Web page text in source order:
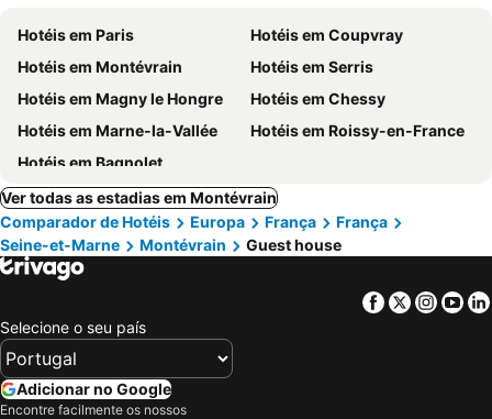
Hotéis em Paris
Hotéis em Coupvray
Hotéis em Montévrain
Hotéis em Serris
Hotéis em Magny le Hongre
Hotéis em Chessy
Hotéis em Marne-la-Vallée
Hotéis em Roissy-en-France
Hotéis em Bagnolet
Ver todas as estadias em Montévrain
Comparador de Hotéis
Europa França
França
Seine-et-Marne
Montévrain Guest house
Facebook
Twitter
Selecione o seu país
Adicionar no Google
Encontre facilmente os nossos